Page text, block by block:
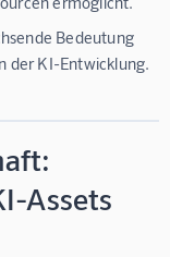
Bedeutung
der KI-Entwicklung.
Assets